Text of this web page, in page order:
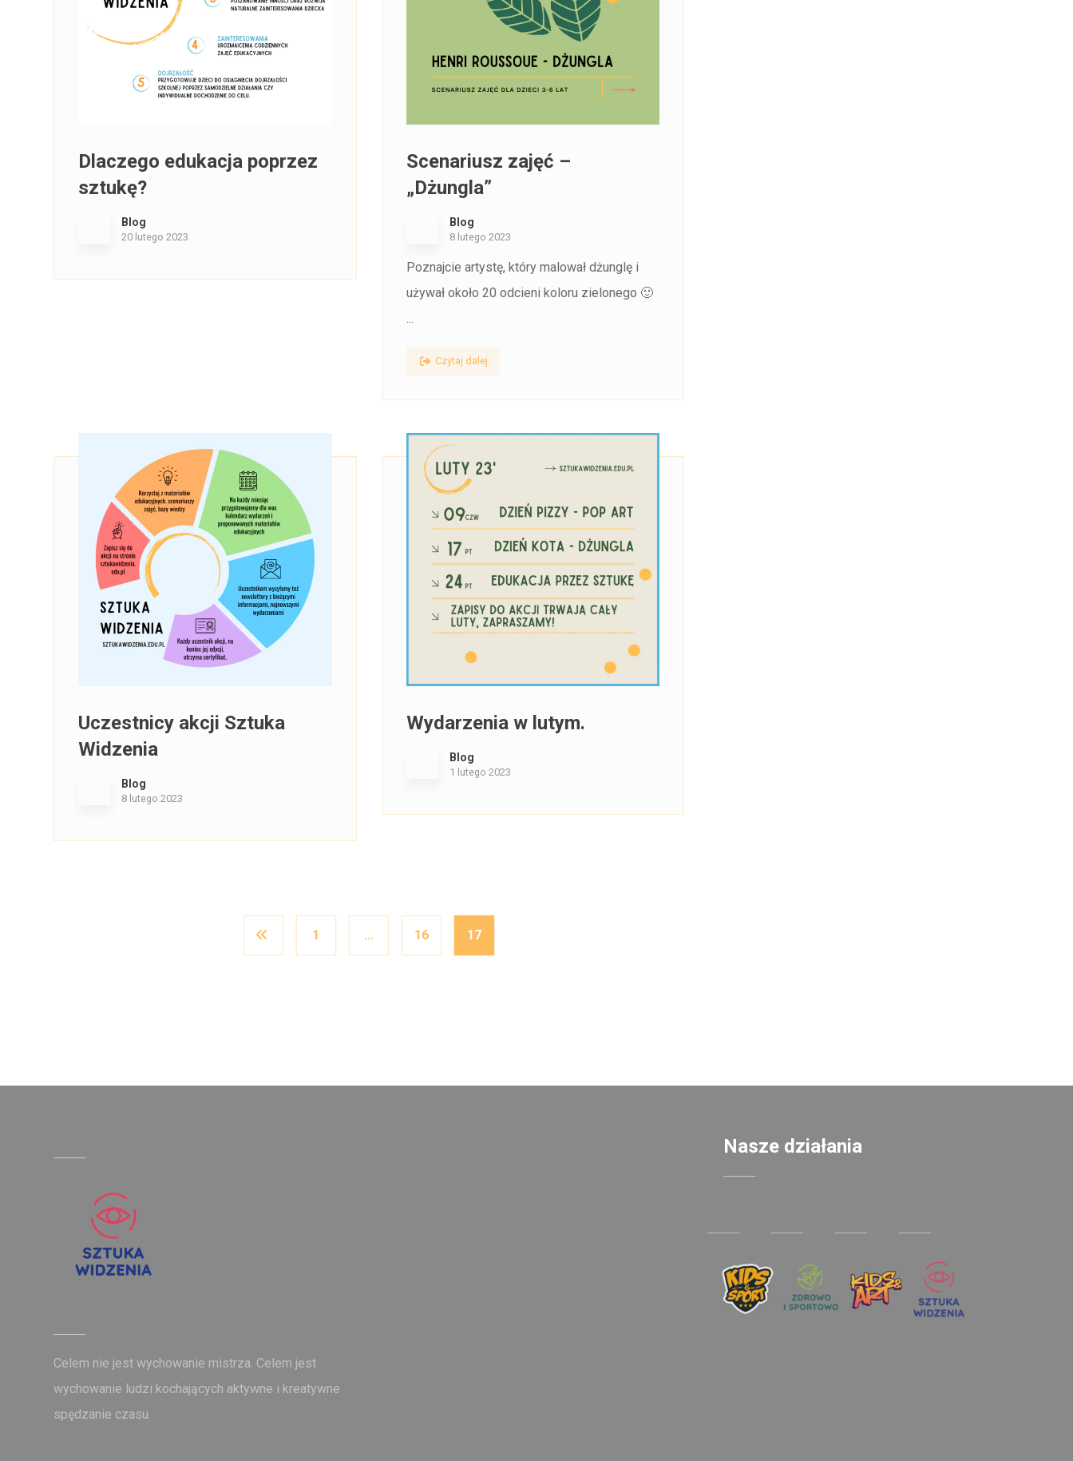
Dlaczego edukacja poprzez
sztukę?
Blog
20 lutego 2023
Scenariusz zajęć –
„Dżungla”
Blog
8 lutego 2023
Poznajcie artystę, który malował dżunglę i
używał około 20 odcieni koloru zielonego 🙂
Czytaj dalej
Uczestnicy akcji Sztuka
Widzenia
Blog
8 lutego 2023
Wydarzenia w lutym.
Blog
1 lutego 2023
1 … 16 17
Celem nie jest wychowanie mistrza. Celem jest
wychowanie ludzi kochających aktywne i kreatywne
spędzanie czasu.
Nasze działania